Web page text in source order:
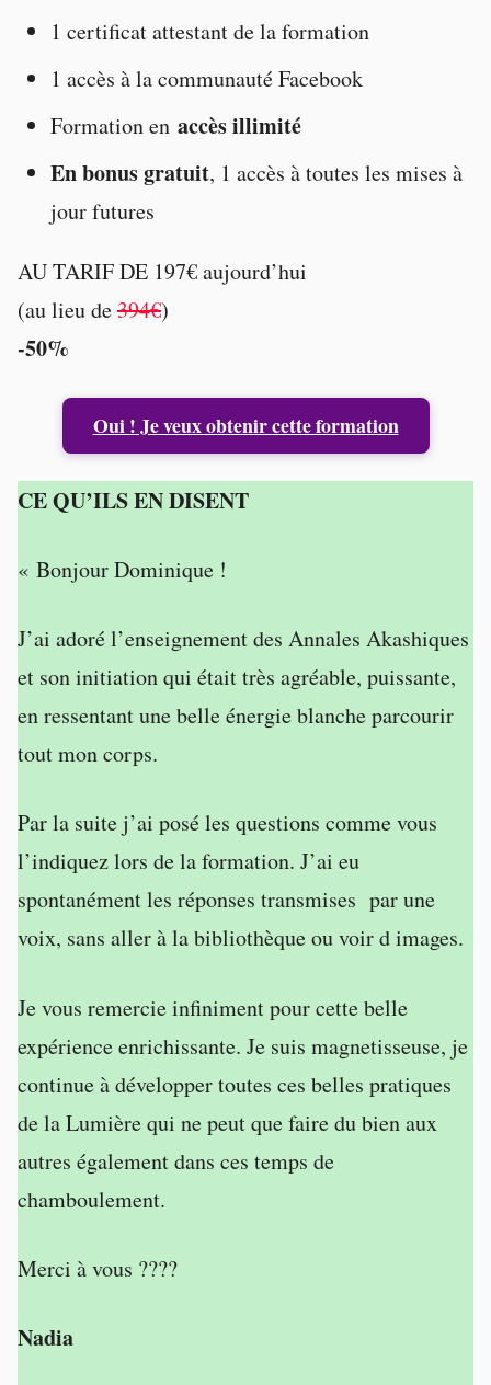
1 certificat attestant de la formation
1 accès à la communauté Facebook
Formation enaccès illimité
En bonus gratuit, 1 accès à toutes les mises à
jour futures
AU TARIF DE 197€ aujourd’hui
(au lieu de394€)
-50%
Oui ! Je veux obtenir cette formation
CE QU’ILS EN DISENT
« Bonjour Dominique !
J’ai adoré l’enseignement des Annales Akashiques
et son initiation qui était très agréable, puissante,
en ressentant une belle énergie blanche parcourir
tout mon corps.
Par la suite j’ai posé les questions comme vous
l’indiquez lors de la formation. J’ai eu
spontanément les réponses transmises par une
voix, sans aller à la bibliothèque ou voir d images.
Je vous remercie infiniment pour cette belle
expérience enrichissante. Je suis magnetisseuse, je
continue à développer toutes ces belles pratiques
de la Lumière qui ne peut que faire du bien aux
autres également dans ces temps de
chamboulement.
Merci à vous ????
Nadia